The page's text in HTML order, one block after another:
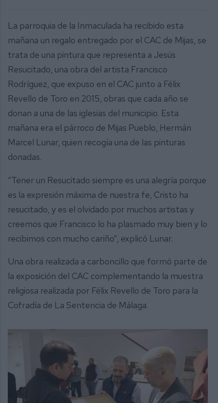
La parroquia de la Inmaculada ha recibido esta
mañana un regalo entregado por el CAC de Mijas, se
trata de una pintura que representa a Jesús
Resucitado, una obra del artista Francisco
Rodríguez, que expuso en el CAC junto a Félix
Revello de Toro en 2015, obras que cada año se
donan a una de las iglesias del municipio. Esta
mañana era el párroco de Mijas Pueblo, Hermán
Marcel Lunar, quien recogía una de las pinturas
donadas.
“Tener un Resucitado siempre es una alegría porque
es la expresión máxima de nuestra fe, Cristo ha
resucitado, y es el olvidado por muchos artistas y
creemos que Francisco lo ha plasmado muy bien y lo
recibimos con mucho cariño”, explicó Lunar.
Una obra realizada a carboncillo que formó parte de
la exposición del CAC complementando la muestra
religiosa realizada por Félix Revello de Toro para la
Cofradía de La Sentencia de Málaga.